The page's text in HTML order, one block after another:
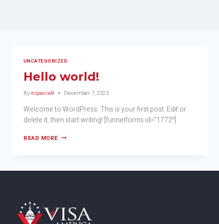
UNCATEGORIZED
Hello world!
Byespaciw9 December 7, 2023
Welcome to WordPress. This is your first post. Edit or
delete it, then start writing! [funnelforms id=”1772″]
READ MORE